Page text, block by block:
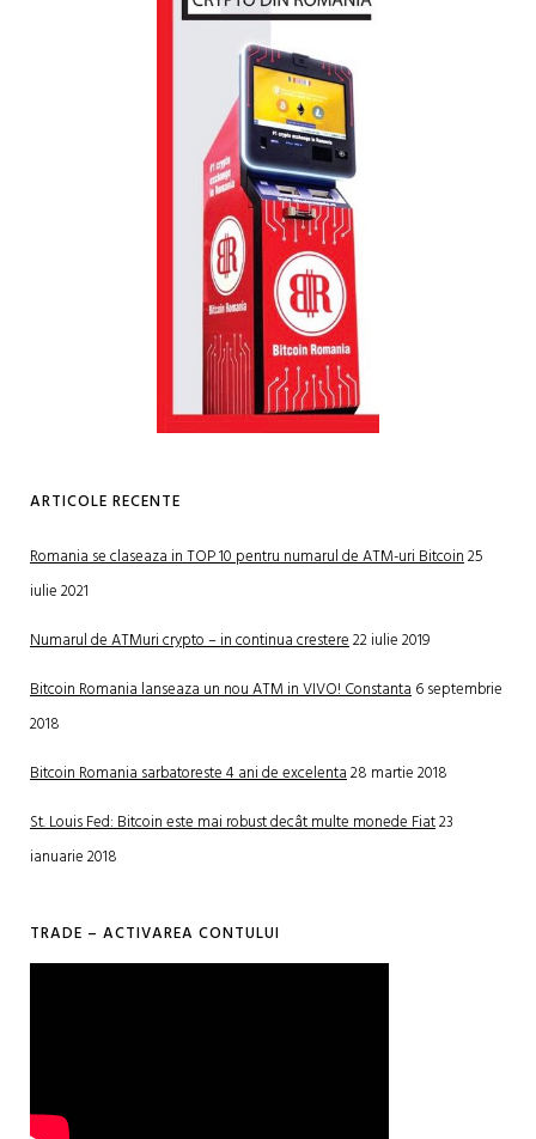
ARTICOLE RECENTE
Romania se claseaza in TOP 10 pentru numarul de ATM-uri Bitcoin25
iulie 2021
Numarul de ATMuri crypto – in continua crestere22 iulie 2019
Bitcoin Romania lanseaza un nou ATM in VIVO! Constanta6 septembrie
2018
Bitcoin Romania sarbatoreste 4 ani de excelenta28 martie 2018
St. Louis Fed: Bitcoin este mai robust decât multe monede Fiat23
ianuarie 2018
TRADE – ACTIVAREA CONTULUI